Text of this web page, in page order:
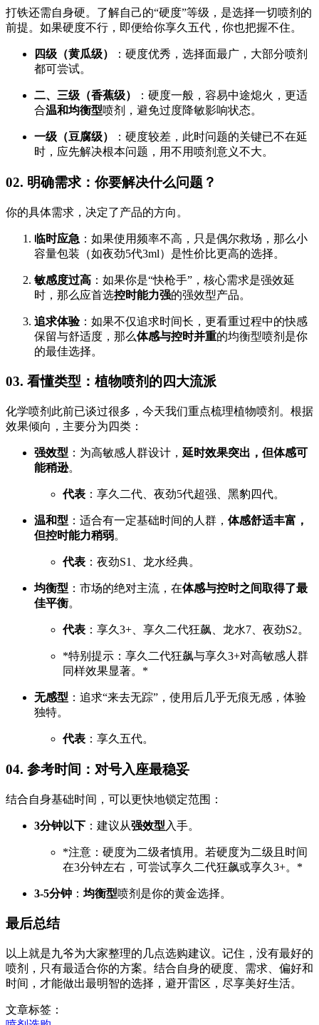
打铁还需自身硬。了解自己的“硬度”等级，是选择一切喷剂的
前提。如果硬度不行，即便给你享久五代，你也把握不住。
四级（黄瓜级）
：硬度优秀，选择面最广，大部分喷剂
都可尝试。
二、三级（香蕉级）
：硬度一般，容易中途熄火，更适
合温和均衡型喷剂，避免过度降敏影响状态。
一级（豆腐级）
：硬度较差，此时问题的关键已不在延
时，应先解决根本问题，用不用喷剂意义不大。
02. 明确需求：你要解决什么问题？
你的具体需求，决定了产品的方向。
临时应急 ：如果使用频率不高，只是偶尔救场，那么小
容量包装（如夜劲5代3ml）是性价比更高的选择。
敏感度过高 ：如果你是“快枪手”，核心需求是强效延
时，那么应首选控时能力强的强效型产品。
追求体验：如果不仅追求时间长，更看重过程中的快感
保留与舒适度，那么体感与控时并重的均衡型喷剂是你
的最佳选择。
03. 看懂类型：植物喷剂的四大流派
化学喷剂此前已谈过很多，今天我们重点梳理植物喷剂。根据
效果倾向，主要分为四类：
强效型 ：为高敏感人群设计， 延时效果突出，但体感可
能稍逊。
代表 ：享久二代、夜劲5代超强、黑豹四代。
温和型 ：适合有一定基础时间的人群， 体感舒适丰富，
但控时能力稍弱。
代表 ：夜劲S1、龙水经典。
均衡型 ：市场的绝对主流，在体感与控时之间取得了最
佳平衡。
代表 ：享久3+、享久二代狂飙、龙水7、夜劲S2。
*特别提示：享久二代狂飙与享久3+对高敏感人群
同样效果显著。*
无感型 ：追求“来去无踪”，使用后几乎无痕无感，体验
独特。
代表 ：享久五代。
04. 参考时间：对号入座最稳妥
结合自身基础时间，可以更快地锁定范围：
3分钟以下 ：建议从强效型 入手。
*注意：硬度为二级者慎用。若硬度为二级且时间
在3分钟左右，可尝试享久二代狂飙或享久3+。*
3-5分钟 ： 均衡型喷剂是你的黄金选择。
最后总结
以上就是九爷为大家整理的几点选购建议。记住，没有最好的
喷剂，只有最适合你的方案。结合自身的硬度、需求、偏好和
时间，才能做出最明智的选择，避开雷区，尽享美好生活。
文章标签：